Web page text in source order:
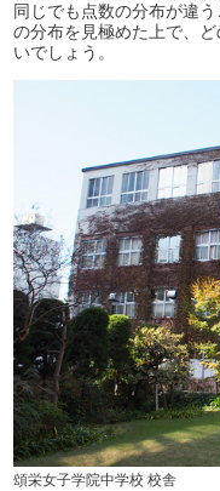
同じでも点数の分布が違
の分布を見極めた上で、
いでしょう。
頌栄女子学院中学校 校舎